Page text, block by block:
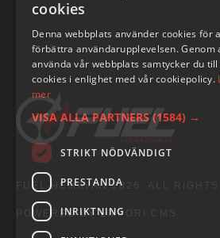
FUEL HEMAVAN 2026. ALL
POWERED BY EMPORI CMS
cookies
Denna webbplats använder cookies för
förbättra användarupplevelsen. Genom
använda vår webbplats samtycker du till
cookies i enlighet med vår cookiepolicy.
mer
VISA ALLA PARTNERS (1584) →
STRIKT NÖDVÄNDIGT
PRESTANDA
INRIKTNING